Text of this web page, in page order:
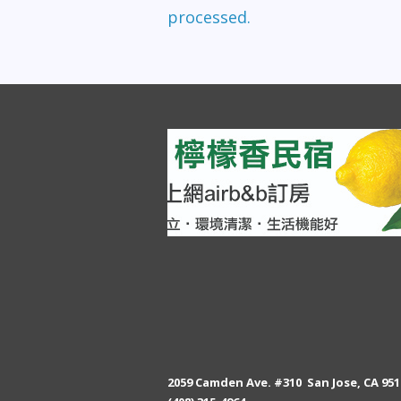
processed.
2059 Camden Ave. #310 San Jose, CA